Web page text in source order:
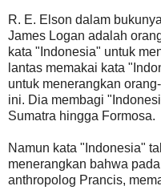
R. E. Elson dalam bukunya
James Logan adalah
kata "Indonesia" untuk
lantas memakai kata
untuk menerangkan
ini. Dia membagi
Sumatra hingga Formosa.
Namun kata "Indonesia"
menerangkan bahwa
anthropolog Prancis,